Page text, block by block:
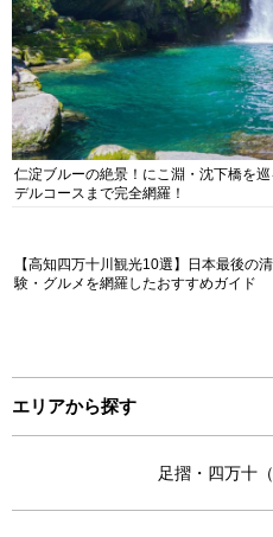
仁淀ブルーの絶景！にこ淵・沈下橋を
デルコースまで完全網羅！
【高知四万十川観光10選】日本最後の
験・グルメを網羅したおすすめガイド
エリアから探す
足摺・四万十